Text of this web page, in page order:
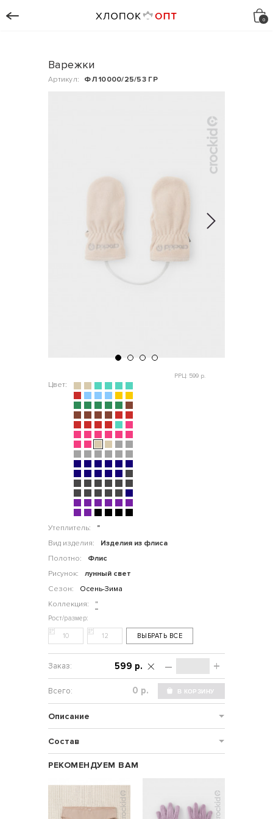
Варежки
Артикул: ФЛ 10000/25/53 ГР
Цвет:
Утеплитель:
"
Вид изделия:
Изделия из флиса
Полотно:
Флис
Рисунок:
лунный свет
Сезон:
Осень-Зима
Коллекция:
"
РРЦ: 599 р.
10 12 ВЫБРАТЬ ВСЕ
– +
599 р.
р.
Описание
Состав
РЕКОМЕНДУЕМ ВАМ